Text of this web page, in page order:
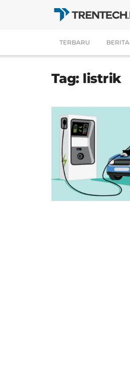
TERBARU BERITA
Tag: listrik